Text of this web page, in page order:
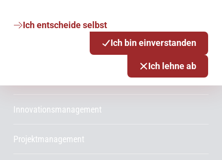
Ich entscheide selbst
Ich bin einverstanden
Ich lehne ab
Services & Produkte
Innovationsmanagement
Projektmanagement